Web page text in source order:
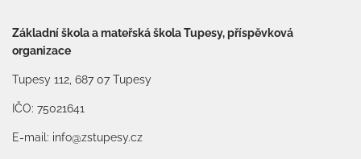
Základní škola a mateřská škola Tupesy, příspěvková
organizace
Tupesy 112, 687 07 Tupesy
IČO: 75021641
E-mail: info@zstupesy.cz